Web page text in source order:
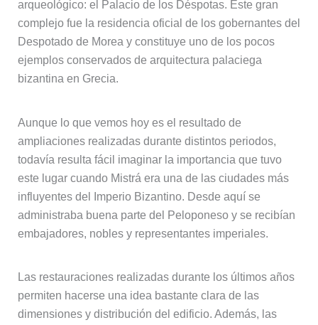
arqueológico: el Palacio de los Déspotas. Este gran
complejo fue la residencia oficial de los gobernantes del
Despotado de Morea y constituye uno de los pocos
ejemplos conservados de arquitectura palaciega
bizantina en Grecia.
Aunque lo que vemos hoy es el resultado de
ampliaciones realizadas durante distintos periodos,
todavía resulta fácil imaginar la importancia que tuvo
este lugar cuando Mistrá era una de las ciudades más
influyentes del Imperio Bizantino. Desde aquí se
administraba buena parte del Peloponeso y se recibían
embajadores, nobles y representantes imperiales.
Las restauraciones realizadas durante los últimos años
permiten hacerse una idea bastante clara de las
dimensiones y distribución del edificio. Además, las